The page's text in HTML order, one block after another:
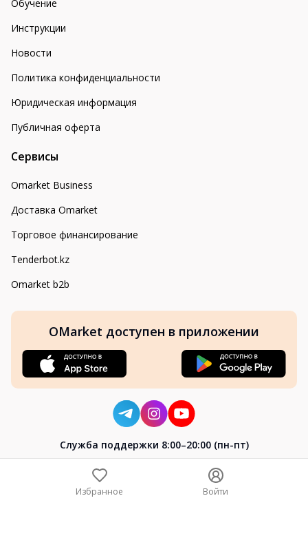
Обучение
Инструкции
Новости
Политика конфиденциальности
Юридическая информация
Публичная оферта
Сервисы
Omarket Business
Доставка Omarket
Торговое финансирование
Tenderbot.kz
Omarket b2b
OMarket доступен в приложении
Cлужба поддержки 8:00–20:00 (пн-пт)
Избранное Войти